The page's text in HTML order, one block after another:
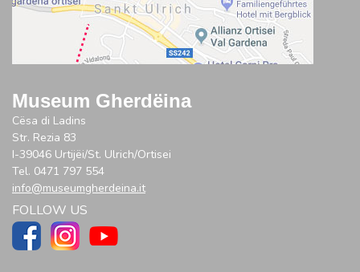
Museum Gherdëina
Cësa di Ladins
Str. Rezia 83
I-39046 Urtijëi/St. Ulrich/Ortisei
Tel. 0471 797 554
info@museumgherdeina.it
FOLLOW US